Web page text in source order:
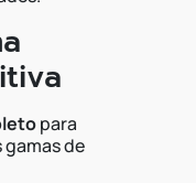
para
de